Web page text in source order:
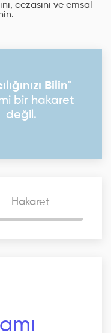
cezasını ve emsal
Bilin"
bir hakaret
değil.
Hakaret